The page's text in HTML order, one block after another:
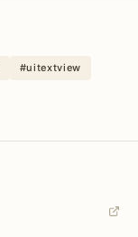
#uitextview